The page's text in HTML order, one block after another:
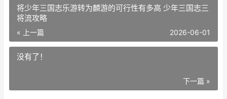
将少年三国志乐游转为麟游的可行性有多高 少年三国志三
将流攻略
« 上一篇 2026-06-01
没有了！
下一篇 »